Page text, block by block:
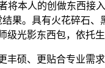
人的创做东西接入
果。具有火花碎石
光影东西包，依托
、更贴合专业需